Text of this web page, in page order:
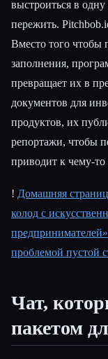
выстроиться в
пережить.
Вместо того чтобы
заполнения,
превращает их в
документов для
продуктов, их
репортажи, чтобы
приводит к чему-то
! Домашняя
колод с
проблемой пустой
Чат,
пакетом